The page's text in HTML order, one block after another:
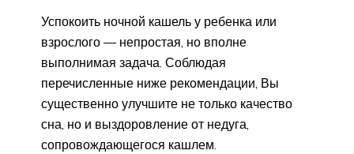
Успокоить ночной кашель у ребенка или
взрослого — непростая, но вполне
выполнимая задача. Соблюдая
перечисленные ниже рекомендации, Вы
существенно улучшите не только качество
сна, но и выздоровление от недуга,
сопровождающегося кашлем.